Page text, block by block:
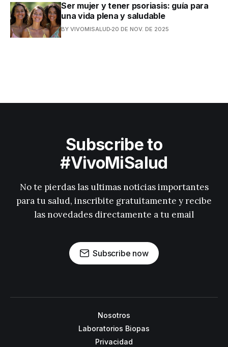
Ser mujer y tener psoriasis: guía para
una vida plena y saludable
BY VIVOMISALUD 20 DE NOV. DE 2025
Subscribe to
#VivoMiSalud
No te pierdas las ultimas noticias importantes
para tu salud, inscribite gratuitamente y recibe
las novedades directamente a tu email
Subscribe now
Nosotros
Laboratorios Biopas
Privacidad